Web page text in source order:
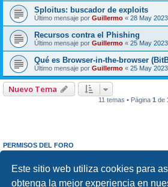
Este sitio web utiliza cookies para
obtenga la mejor experiencia en
Sploitus: buscador de exploits
Último mensaje por Guillermo « 28 May
Recursos contra el Phishing
Último mensaje por Guillermo « 25 May
Qué es Browser-in-the-browser
Último mensaje por Guillermo « 25 May
Nuevo Tema
11 temas • Página 1 de
PERMISOS DEL FORO
No puedes
responder a temas en este Foro
No puedeseditar sus mensajes en este Foro
No puedesborrar sus mensajes en este Foro